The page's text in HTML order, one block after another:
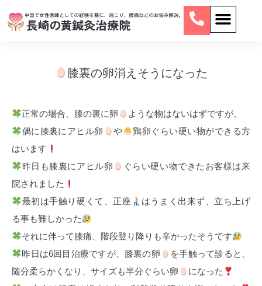
膝裏の卵消えそうになった
正常の場合、膝の裏に卵
ような物はないはずですが、
偶に膝裏にアヒル卵
や
鶏卵ぐらい硬い物ができる方
はいます
昨日も膝裏にアヒル卵
ぐらい硬い物できたお客様は来
院されました
最初は手触り硬くて、正座
はうまく出来ず、立ち上げ
る事も難しかった
それに伴って膝痛、階段登り降りも辛かったそうです
昨日は6回目治療ですが、膝裏の卵
を手触って診ると、
随分柔らかくなり、サイズも半分ぐらい卵
になった